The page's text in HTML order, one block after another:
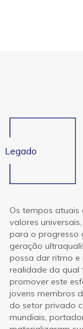
Legado
Os tempos
valores
para o progresso
geração
possa dar ritmo e
realidade da qual
promover este
jovens membros
do setor privado
mundiais,